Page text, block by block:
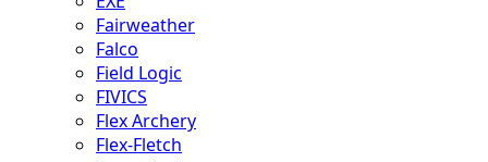
Fairweather
Falco
Field Logic
FIVICS
Flex Archery
Flex-Fletch